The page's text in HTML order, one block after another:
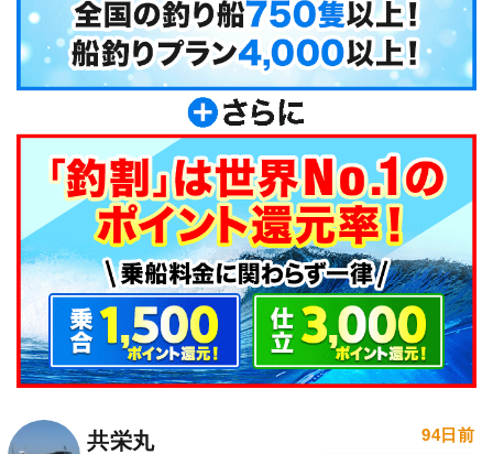
共栄丸 94日前